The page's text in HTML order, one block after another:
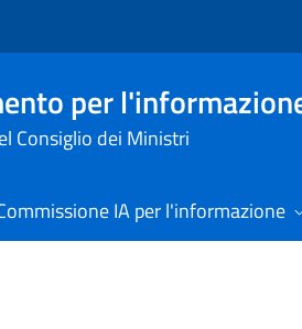
per
Consiglio dei Ministri
IA per l'informazione